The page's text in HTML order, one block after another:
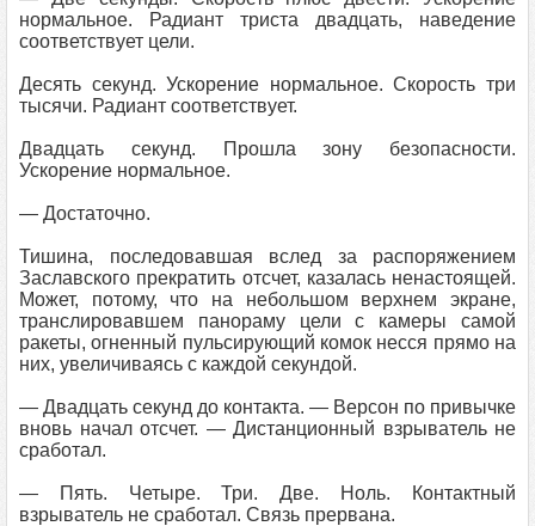
нормальное. Радиант триста двадцать, наведение
соответствует цели.
Десять секунд. Ускорение нормальное. Скорость три
тысячи. Радиант соответствует.
Двадцать секунд. Прошла зону безопасности.
Ускорение нормальное.
— Достаточно.
Тишина, последовавшая вслед за распоряжением
Заславского прекратить отсчет, казалась ненастоящей.
Может, потому, что на небольшом верхнем экране,
транслировавшем панораму цели с камеры самой
ракеты, огненный пульсирующий комок несся прямо на
них, увеличиваясь с каждой секундой.
— Двадцать секунд до контакта. — Версон по привычке
вновь начал отсчет. — Дистанционный взрыватель не
сработал.
— Пять. Четыре. Три. Две. Ноль. Контактный
взрыватель не сработал. Связь прервана.